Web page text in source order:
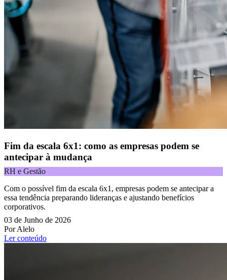
Fim da escala 6x1: como as empresas podem se
antecipar à mudança
RH e Gestão
Com o possível fim da escala 6x1, empresas podem se antecipar a
essa tendência preparando lideranças e ajustando benefícios
corporativos.
03 de Junho de 2026
Por Alelo
Ler conteúdo